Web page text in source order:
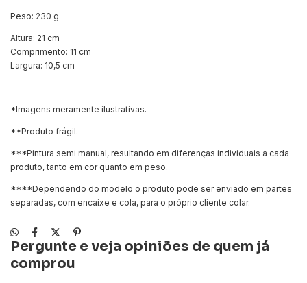
Peso: 230 g
Altura: 21 cm
Comprimento: 11 cm
Largura: 10,5 cm
*Imagens meramente ilustrativas.
**Produto frágil.
***Pintura semi manual, resultando em diferenças individuais a cada
produto, tanto em cor quanto em peso.
****Dependendo do modelo o produto pode ser enviado em partes
separadas, com encaixe e cola, para o próprio cliente colar.
Pergunte e veja opiniões de quem já
comprou